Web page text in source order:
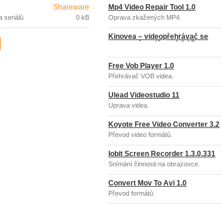
seriálů
Shareware
0 kB
Mp4 Video Repair Tool 1.0
Oprava zkažených MP4.
Kinovea – videopřehrávač se
sportovní analýzou 0.8.15
Free Vob Player 1.0
Přehrávač VOB videa.
Ulead Videostudio 11
Úprava videa.
Koyote Free Video Converter 3.2
Převod video formátů.
Iobit Screen Recorder 1.3.0.331
Snímání činnosti na obrazovce.
Convert Mov To Avi 1.0
Převod formátů.